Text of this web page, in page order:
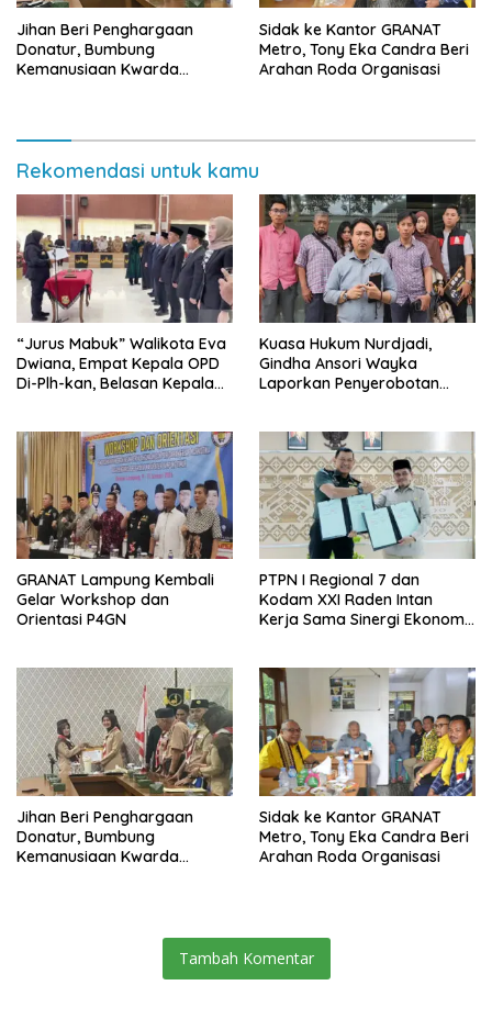
Jihan Beri Penghargaan
Donatur, Bumbung
Kemanusiaan Kwarda
‎Sidak ke Kantor GRANAT
Metro, Tony Eka Candra Beri
Arahan Roda Organisasi
Rekomendasi untuk kamu
“Jurus Mabuk” Walikota Eva
Dwiana, Empat Kepala OPD
Di-Plh-kan, Belasan Kepala
Kuasa Hukum Nurdjadi,
Gindha Ansori Wayka
Laporkan Penyerobotan
GRANAT Lampung Kembali
Gelar Workshop dan
Orientasi P4GN
PTPN I Regional 7 dan
Kodam XXI Raden Intan
Kerja Sama Sinergi Ekonomi
Jihan Beri Penghargaan
Donatur, Bumbung
Kemanusiaan Kwarda
‎Sidak ke Kantor GRANAT
Metro, Tony Eka Candra Beri
Arahan Roda Organisasi
Tambah Komentar